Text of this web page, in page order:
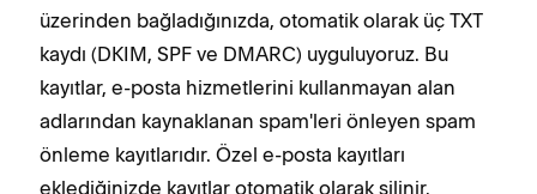
üzerinden bağladığınızda, otomatik olarak üç TXT
kaydı (DKIM, SPF ve DMARC) uyguluyoruz. Bu
kayıtlar, e-posta hizmetlerini kullanmayan alan
adlarından kaynaklanan spam'leri önleyen spam
önleme kayıtlarıdır. Özel e-posta kayıtları
eklediğinizde kayıtlar otomatik olarak silinir.